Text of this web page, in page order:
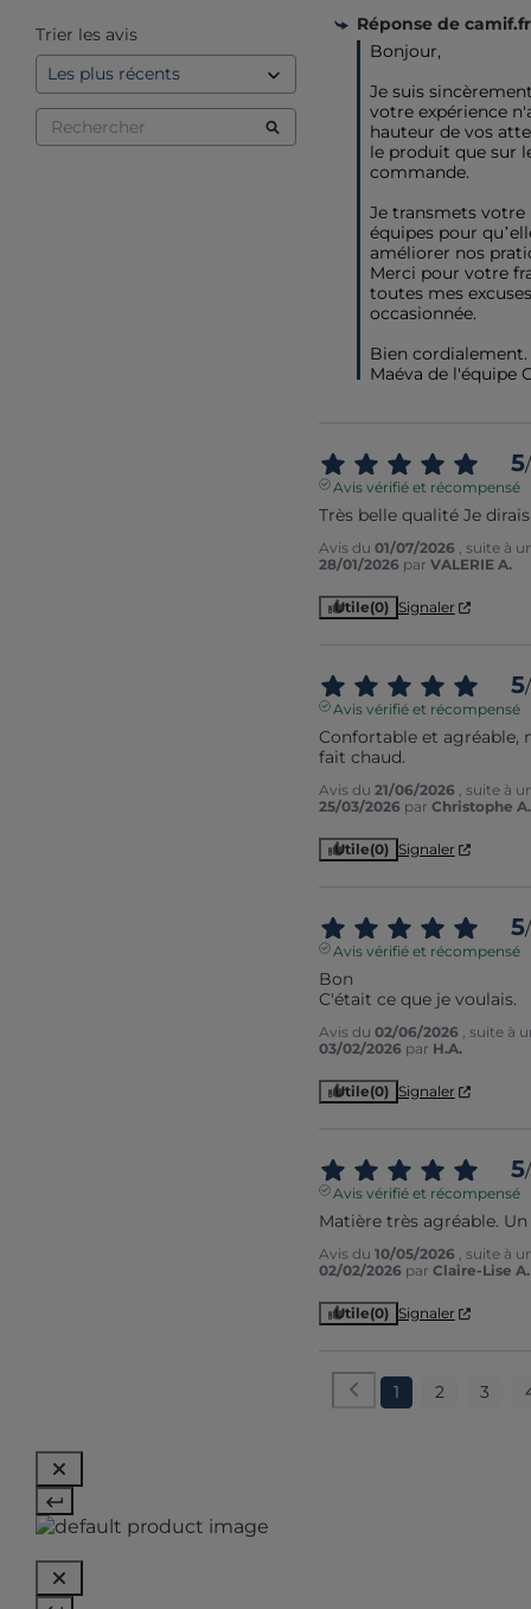
Trier les avis Réponse de camif.fr
Bonjour,
Je suis
votre expérience
hauteur de vos
le produit que sur
commande.
Je transmets votre
équipes pour
améliorer nos
Merci pour votre
toutes mes
occasionnée.
Bien cordialement.
Maéva de l'équipe
5/
Avis vérifié et récompensé
Très belle qualité Je
Avis du 01/07/2026 , suite à
28/01/2026 par VALERIE A.
Utile(0) Signaler
5/
Avis vérifié et récompensé
Confortable et agréable,
fait chaud.
Avis du 21/06/2026 , suite à
25/03/2026 par Christophe A.
Utile(0) Signaler
5/
Avis vérifié et récompensé
Bon
C'était ce que je voulais.
Avis du 02/06/2026 , suite à
03/02/2026 par H.A.
Utile(0) Signaler
5/
Avis vérifié et récompensé
Matière très agréable.
Avis du 10/05/2026 , suite à
02/02/2026 par Claire-Lise A.
Utile(0) Signaler
1 2 3